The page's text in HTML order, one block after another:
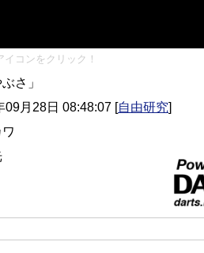
コンをクリック！
さ」
09月28日 08:48:07 [自由研究]